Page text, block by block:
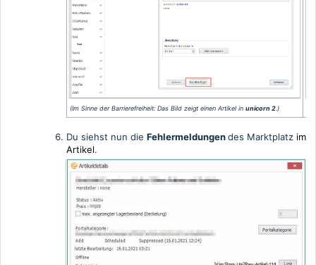
(Im Sinne der Barrierefreiheit: Das Bild zeigt einen Artikel in unicorn 2 .)
Du siehst nun die Fehlermeldungendes Marktplatz im
Artikel.